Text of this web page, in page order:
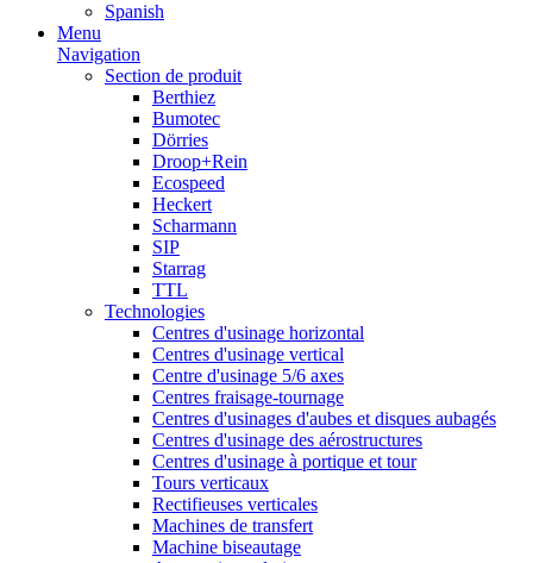
Spanish
Menu
Navigation
Section de produit
Berthiez
Bumotec
Dörries
Droop+Rein
Ecospeed
Heckert
Scharmann
SIP
Starrag
TTL
Technologies
Centres d'usinage horizontal
Centres d'usinage vertical
Centre d'usinage 5/6 axes
Centres fraisage-tournage
Centres d'usinages d'aubes et disques aubagés
Centres d'usinage des aérostructures
Centres d'usinage à portique et tour
Tours verticaux
Rectifieuses verticales
Machines de transfert
Machine biseautage